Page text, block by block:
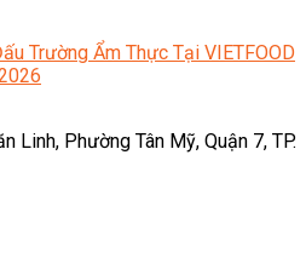
Trường Ẩm Thực Tại VIETFOOD
Linh, Phường Tân Mỹ, Quận 7, TP.